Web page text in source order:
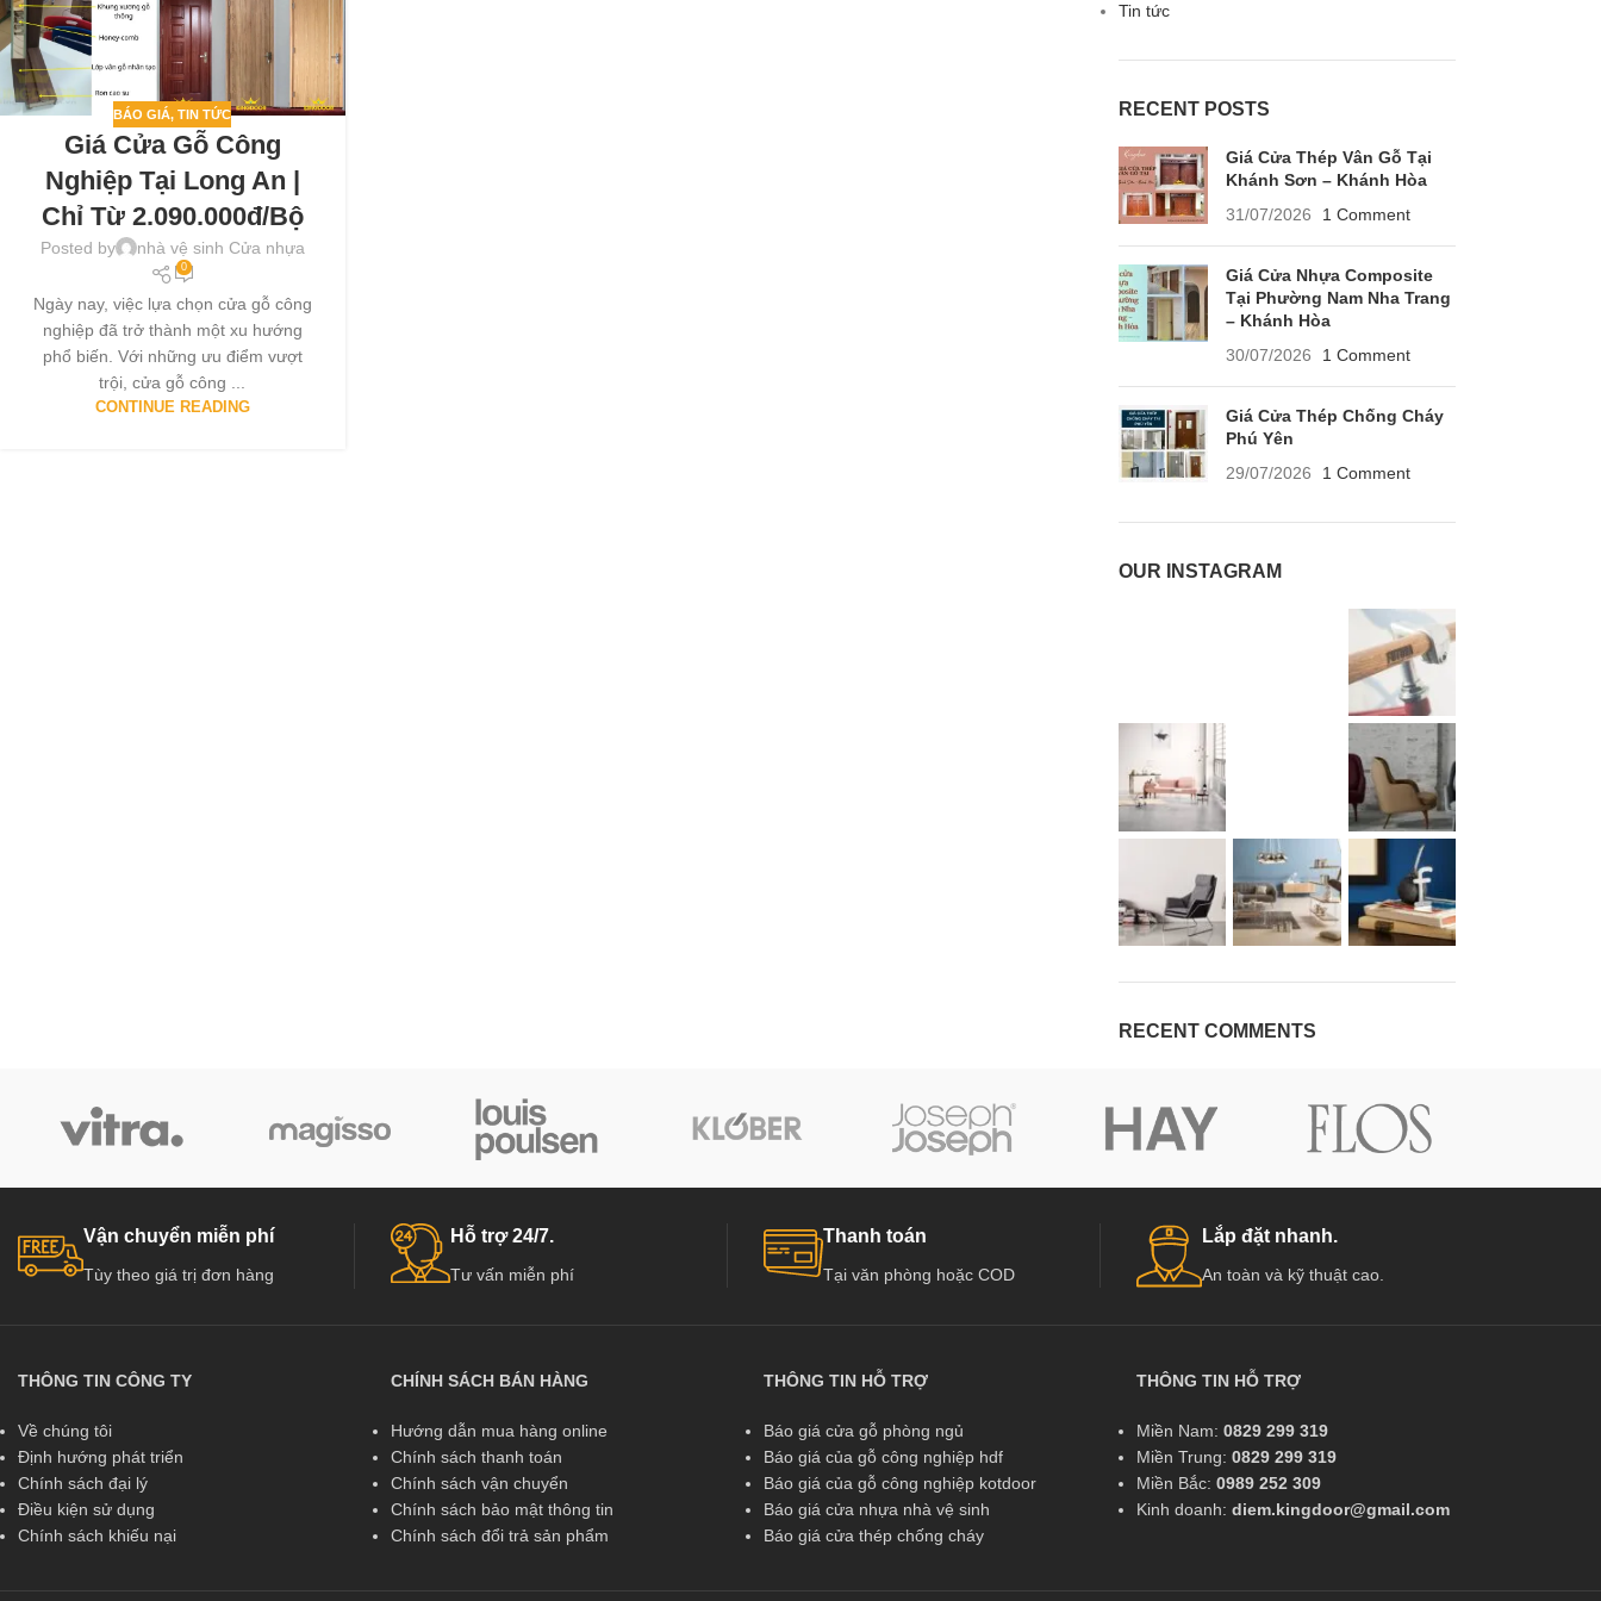
BÁO GIÁ,TIN TỨC
Giá Cửa Gỗ Công
Nghiệp Tại Long An |
Chỉ Từ 2.090.000đ/bộ
Posted by nhà vệ sinh Cửa nhựa
0
Ngày nay, việc lựa chọn cửa gỗ công
nghiệp đã trở thành một xu hướng
phổ biến. Với những ưu điểm vượt
trội, cửa gỗ công ...
CONTINUE READING
Tin tức
RECENT POSTS
Giá Cửa Thép Vân Gỗ Tại
Khánh Sơn – Khánh Hòa
31/07/2026
1 Comment
Giá Cửa Nhựa Composite
Tại Phường Nam Nha Trang
– Khánh Hòa
30/07/2026
1 Comment
Giá Cửa Thép Chống Cháy
Phú Yên
29/07/2026
1 Comment
OUR INSTAGRAM
RECENT COMMENTS
Vận chuyển miễn phí
Tùy theo giá trị đơn hàng
Hỗ trợ 24/7.
Tư vấn miễn phí
Thanh toán
Tại văn phòng hoặc COD
Lắp đặt nhanh.
An toàn và kỹ thuật cao.
THÔNG TIN CÔNG TY
Về chúng tôi
Định hướng phát triển
Chính sách đại lý
Điều kiện sử dụng
Chính sách khiếu nại
CHÍNH SÁCH BÁN HÀNG
Hướng dẫn mua hàng online
Chính sách thanh toán
Chính sách vận chuyển
Chính sách bảo mật thông tin
Chính sách đổi trả sản phẩm
THÔNG TIN HỖ TRỢ
Báo giá cửa gỗ phòng ngủ
Báo giá của gỗ công nghiệp hdf
Báo giá của gỗ công nghiệp kotdoor
Báo giá cửa nhựa nhà vệ sinh
Báo giá cửa thép chống cháy
THÔNG TIN HỖ TRỢ
Miền Nam: 0829 299 319
Miền Trung: 0829 299 319
Miền Bắc: 0989 252 309
Kinh doanh: diem.kingdoor@gmail.com